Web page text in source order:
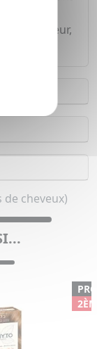
: 1
stabilisateur,
cheveux)